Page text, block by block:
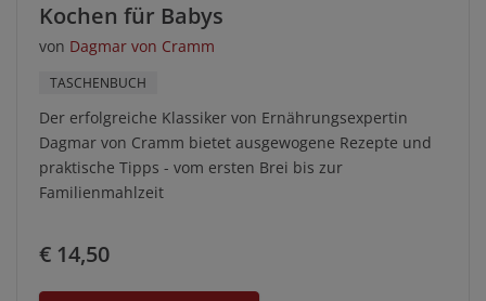
Kochen für Babys
von Dagmar von Cramm
TASCHENBUCH
Der erfolgreiche Klassiker von Ernährungsexpertin
Dagmar von Cramm bietet ausgewogene Rezepte und
praktische Tipps - vom ersten Brei bis zur
Familienmahlzeit
€ 14,50